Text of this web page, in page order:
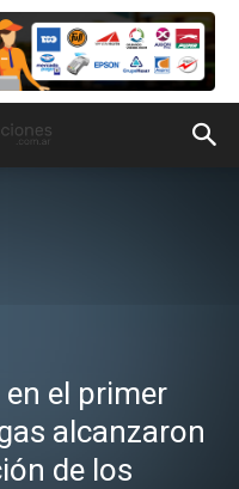
el primer
alcanzaron
de los